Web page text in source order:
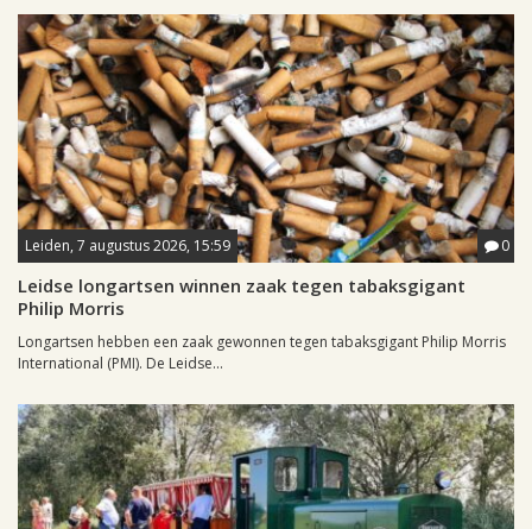
Leiden, 7 augustus 2026, 15:59 0
Leidse longartsen winnen zaak tegen tabaksgigant
Philip Morris
Longartsen hebben een zaak gewonnen tegen tabaksgigant Philip Morris
International (PMI). De Leidse...